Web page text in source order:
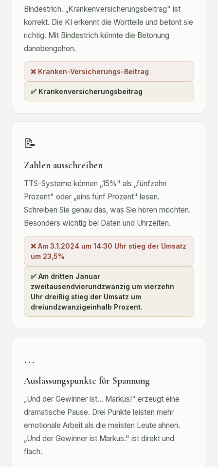
Bindestrich. „Krankenversicherungsbeitrag" ist
korrekt. Die KI erkennt die Wortteile und betont sie
richtig. Mit Bindestrich könnte die Betonung
danebengehen.
❌ Kranken-Versicherungs-Beitrag
✅ Krankenversicherungsbeitrag
📝
Zahlen ausschreiben
TTS-Systeme können „15%" als „fünfzehn
Prozent" oder „eins fünf Prozent" lesen.
Schreiben Sie genau das, was Sie hören möchten.
Besonders wichtig bei Daten und Uhrzeiten.
❌ Am 3.1.2024 um 14:30 Uhr stieg der Umsatz
um 23,5%
✅ Am dritten Januar
zweitausendvierundzwanzig um vierzehn
Uhr dreißig stieg der Umsatz um
dreiundzwanzigeinhalb Prozent.
…
Auslassungspunkte für Spannung
„Und der Gewinner ist... Markus!" erzeugt eine
dramatische Pause. Drei Punkte leisten mehr
emotionale Arbeit als die meisten Leute ahnen.
„Und der Gewinner ist Markus." ist direkt und
flach.